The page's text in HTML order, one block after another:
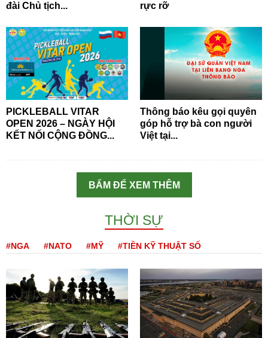
đài Chủ tịch...
rực rỡ
PICKLEBALL VITAR
OPEN 2026 – NGÀY HỘI
KẾT NỐI CỘNG ĐỒNG...
Thông báo kêu gọi quyên
góp hỗ trợ bà con người
Việt tại...
BẤM ĐỂ XEM THÊM
THỜI SỰ
#NGA #NATO #MỸ #TIỀN KỸ THUẬT SỐ